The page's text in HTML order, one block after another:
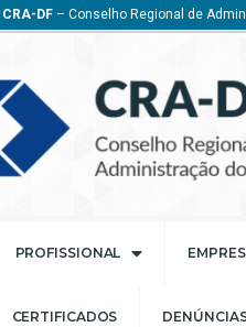
CRA-DF – Conselho Regional de
PROFISSIONAL
CERTIFICADOS